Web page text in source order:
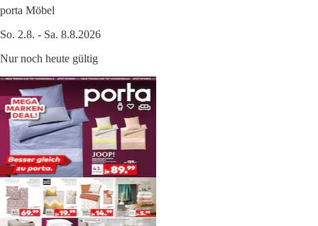
porta Möbel
So. 2.8. - Sa. 8.8.2026
Nur noch heute gültig